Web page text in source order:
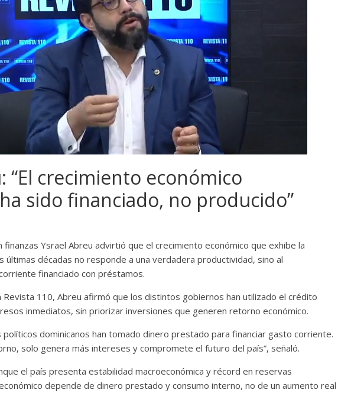
“El crecimiento económico
sido financiado, no producido”
Ysrael Abreu advirtió que el crecimiento económico que exhibe la
últimas décadas no responde a una verdadera productividad, sino al
financiado con préstamos.
Revista 110, Abreu afirmó que los distintos gobiernos han utilizado el crédito
inmediatos, sin priorizar inversiones que generen retorno económico.
políticos dominicanos han tomado dinero prestado para financiar gasto corriente.
solo genera más intereses y compromete el futuro del país”, señaló.
el país presenta estabilidad macroeconómica y récord en reservas
depende de dinero prestado y consumo interno, no de un aumento real